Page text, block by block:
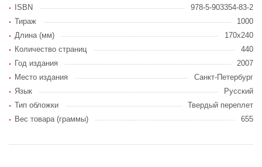
ISBN
978-5-903354-83-2
Тираж
1000
Длина (мм)
170x240
Количество страниц
440
Год издания
2007
Место издания
Санкт-Петербург
Язык
Русский
Тип обложки
Твердый переплет
Вес товара (граммы)
655